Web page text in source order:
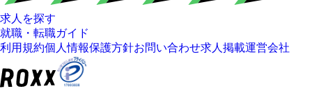
求人を探す
就職・転職ガイド
利用規約個人情報保護方針お問い合わせ求人掲載運営会社